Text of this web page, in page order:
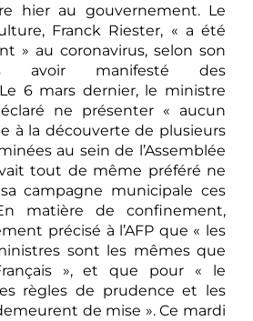
hier au gouvernement. Le
Franck Riester, « a été
» au coronavirus, selon son
avoir manifesté des
6 mars dernier, le ministre
ne présenter « aucun
à la découverte de plusieurs
au sein de l’Assemblée
tout de même préféré ne
campagne municipale ces
matière de confinement,
précisé à l’AFP que « les
sont les mêmes que
», et que pour « le
règles de prudence et les
de mise ». Ce mardi